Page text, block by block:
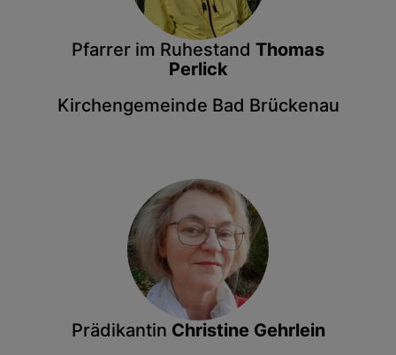
Pfarrer im Ruhestand Thomas
Perlick
Kirchengemeinde Bad Brückenau
Prädikantin Christine Gehrlein